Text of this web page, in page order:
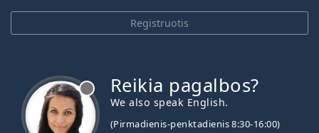
Registruotis
Reikia pagalbos?
We also speak English.
(Pirmadienis-penktadienis 8:30-16:00)